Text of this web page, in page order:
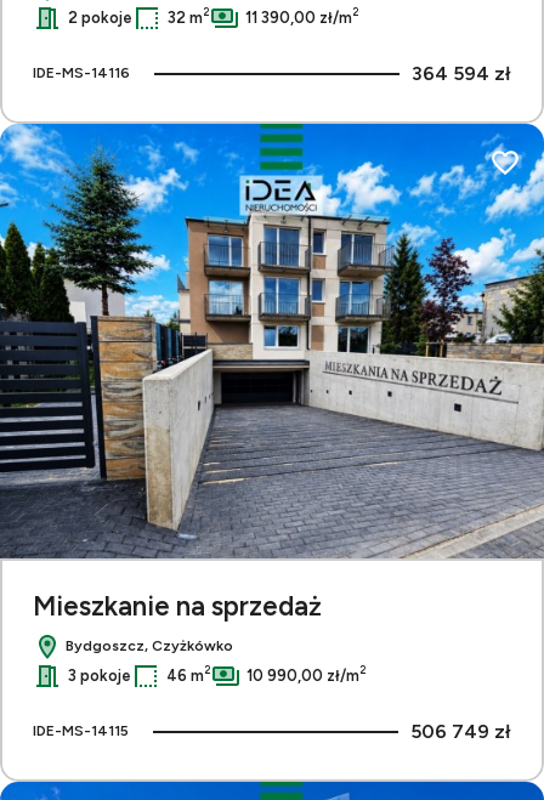
2 pokoje 32 m2 11 390,00 zł/m2
IDE-MS-14116 364 594 zł
Dodaj
Mieszkanie na sprzedaż
Bydgoszcz, Czyżkówko
3 pokoje 46 m2 10 990,00 zł/m2
IDE-MS-14115 506 749 zł